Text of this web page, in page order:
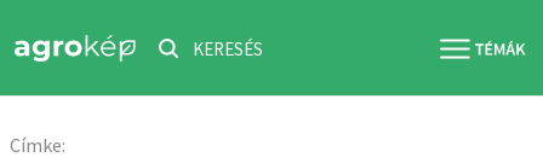
KERESÉS
Címke: